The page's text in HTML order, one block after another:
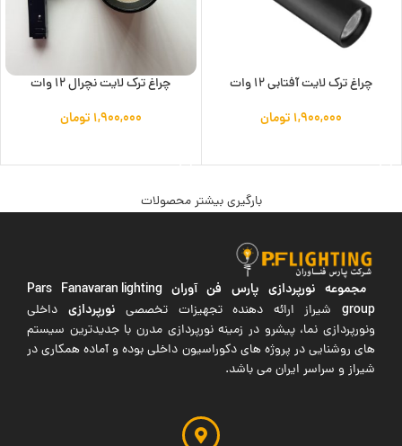
چراغ ترک لایت آفتابی 12 وات
۱,۹۰۰,۰۰۰ تومان
چراغ ترک لایت نچرال 12 وات
۱,۹۰۰,۰۰۰ تومان
بارگیری بیشتر محصولات
مجموعه نورپردازی پارس فن آوران Pars Fanavaran lighting
groupشیراز ارائه دهنده تجهیزات تخصصی نورپردازی داخلی
ونورپردازی نما، پیشرو در زمینه نورپردازی مدرن با جدیدترین سیستم
های روشنایی در پروژه های دکوراسیون داخلی بوده و آماده همکاری در
شیراز و سراسر ایران می باشد.